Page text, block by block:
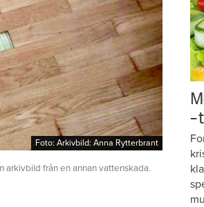
Foto: Arkivbild: Anna Rytterbrant
Foto: Arkivbild: Anna Rytterbrant
från en annan vattenskada.
–